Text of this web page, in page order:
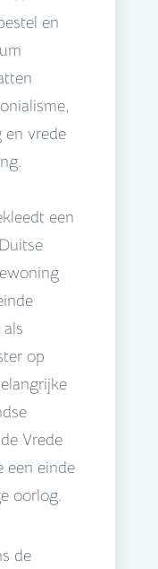
en
en vrede
een
op
Vrede
een einde
oorlog.
de